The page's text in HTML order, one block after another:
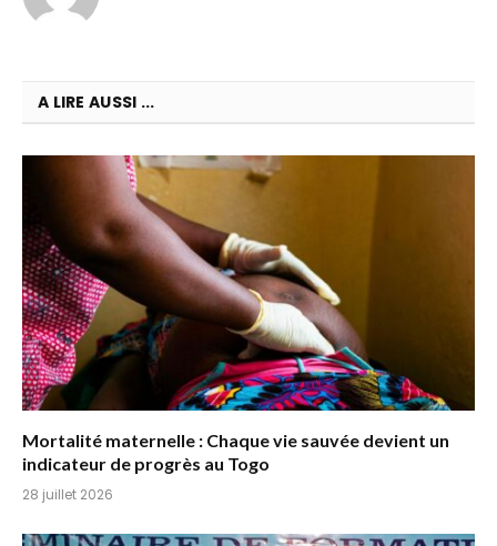
A LIRE AUSSI ...
Mortalité maternelle : Chaque vie sauvée devient un
indicateur de progrès au Togo
28 juillet 2026